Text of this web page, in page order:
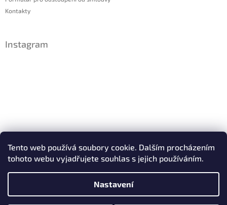
Tento web používá soubory cookie. Dalším procházením
tohoto webu vyjadřujete souhlas s jejich používáním.
Nastavení
Kontakty
Instagram
Sledovat na Instagramu
Facebook